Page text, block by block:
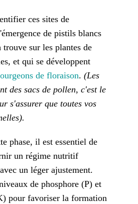
ces sites de
de pistils blancs
sur les plantes de
et qui se développent
de floraison. (Les
des sacs de pollen, c'est le
s'assurer que toutes vos
phase, il est essentiel de
un régime nutritif
un léger ajustement.
de phosphore (P) et
pour favoriser la formation